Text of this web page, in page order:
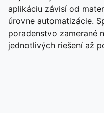
aplikáciu závisí od
úrovne automatizácie.
poradenstvo zamerané
jednotlivých riešení až